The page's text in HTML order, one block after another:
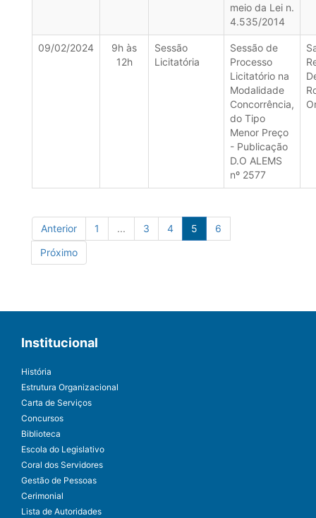
meio da Lei n.
4.535/2014
09/02/2024
9h às
12h
Sessão
Licitatória
Sessão de
Processo
Licitatório na
Modalidade
Concorrência,
do Tipo
Menor Preço
- Publicação
D.O ALEMS
nº 2577
Anterior 1 ... 3 4 5
6
Próximo
Institucional
História
Estrutura Organizacional
Carta de Serviços
Concursos
Biblioteca
Escola do Legislativo
Coral dos Servidores
Gestão de Pessoas
Cerimonial
Lista de Autoridades